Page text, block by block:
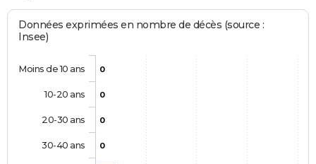
Données exprimées en nombre de décès (source :
Insee)
0
0
0
0
Moins de 10 ans
10-20 ans
20-30 ans
30-40 ans